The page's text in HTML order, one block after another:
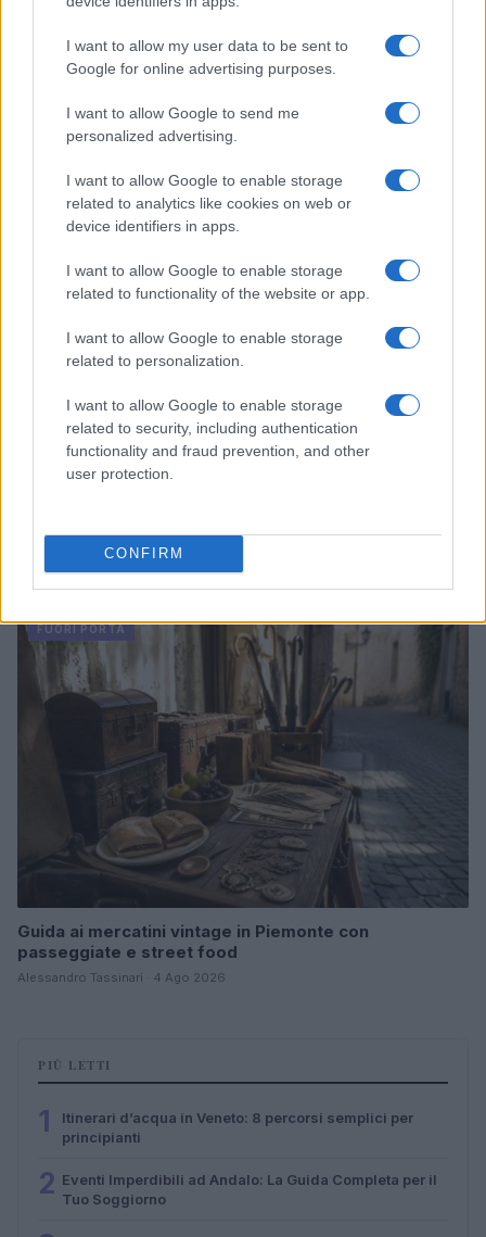
I want to allow my user data to be sent to
Google for online advertising purposes.
I want to allow Google to send me
personalized advertising.
I want to allow Google to enable storage
related to analytics like cookies on web or
device identifiers in apps.
I want to allow Google to enable storage
related to functionality of the website or app.
I want to allow Google to enable storage
related to personalization.
I want to allow Google to enable storage
related to security, including authentication
functionality and fraud prevention, and other
user protection.
CONFIRM
Odissea e Spider-Man: i film che hanno rivoluzionato
Alessandro Tassinari · 5 Ago 2026
FUORI PORTA
Dalla gloria di Coppi al declino attuale: l’allarme per il
ciclismo italiano
FUORI PORTA
Guida ai mercatini vintage in Piemonte con
passeggiate e street food
Alessandro Tassinari · 4 Ago 2026
PIÙ LETTI
1
Itinerari d’acqua in Veneto: 8 percorsi semplici per
principianti
2 Eventi Imperdibili ad Andalo: La Guida Completa per il
Tuo Soggiorno